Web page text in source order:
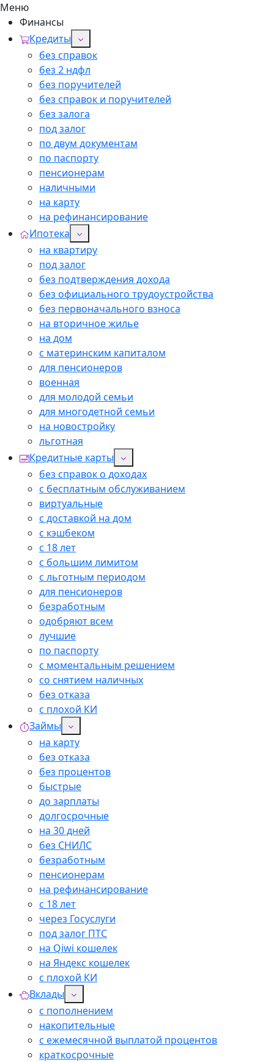
Меню
Финансы
Кредиты
без справок
без 2 ндфл
без поручителей
без справок и поручителей
без залога
под залог
по двум документам
по паспорту
пенсионерам
наличными
на карту
на рефинансирование
Ипотека
на квартиру
под залог
без подтверждения дохода
без официального трудоустройства
без первоначального взноса
на вторичное жилье
на дом
с материнским капиталом
для пенсионеров
военная
для молодой семьи
для многодетной семьи
на новостройку
льготная
Кредитные карты
без справок о доходах
с бесплатным обслуживанием
виртуальные
с доставкой на дом
с кэшбеком
с 18 лет
с большим лимитом
с льготным периодом
для пенсионеров
безработным
одобряют всем
лучшие
по паспорту
с моментальным решением
со снятием наличных
без отказа
с плохой КИ
Займы
на карту
без отказа
без процентов
быстрые
до зарплаты
долгосрочные
на 30 дней
без СНИЛС
безработным
пенсионерам
на рефинансирование
с 18 лет
через Госуслуги
под залог ПТС
на Qiwi кошелек
на Яндекс кошелек
с плохой КИ
Вклады
с пополнением
накопительные
с ежемесячной выплатой процентов
краткосрочные